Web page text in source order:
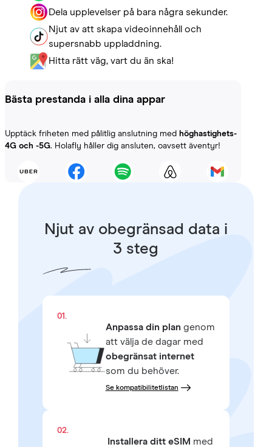
Dela upplevelser på bara några sekunder.
Njut av att skapa videoinnehåll och
supersnabb uppladdning.
Hitta rätt väg, vart du än ska!
Bästa prestanda i alla dina appar
Upptäck friheten med pålitlig anslutning med höghastighets-
4G och -5G. Holafly håller dig ansluten, oavsett äventyr!
Njut av obegränsad data i
3 steg
01.
Anpassa din plangenom
att välja de dagar med
obegränsat internet
som du behöver.
Se kompatibilitetlistan
02.
Installera ditt eSIM med